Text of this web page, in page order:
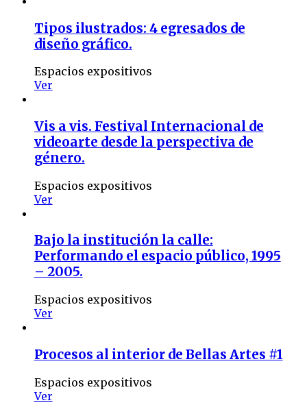
Tipos ilustrados: 4 egresados de
diseño gráfico.
Espacios expositivos
Ver
Vis a vis. Festival Internacional de
videoarte desde la perspectiva de
género.
Espacios expositivos
Ver
Bajo la institución la calle:
Performando el espacio público, 1995
– 2005.
Espacios expositivos
Ver
Procesos al interior de Bellas Artes #1
Espacios expositivos
Ver